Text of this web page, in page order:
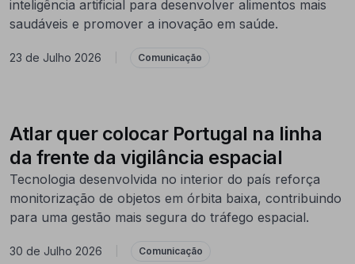
inteligência artificial para desenvolver alimentos mais
saudáveis e promover a inovação em saúde.
23 de Julho 2026 Comunicação
Atlar quer colocar Portugal na linha
da frente da vigilância espacial
Tecnologia desenvolvida no interior do país reforça
monitorização de objetos em órbita baixa, contribuindo
para uma gestão mais segura do tráfego espacial.
30 de Julho 2026 Comunicação